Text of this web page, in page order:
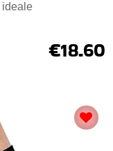
ideale
€18.60